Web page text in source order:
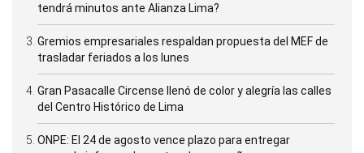
tendrá minutos ante Alianza Lima?
Gremios empresariales respaldan propuesta del MEF de
trasladar feriados a los lunes
Gran Pasacalle Circense llenó de color y alegría las calles
del Centro Histórico de Lima
ONPE: El 24 de agosto vence plazo para entregar